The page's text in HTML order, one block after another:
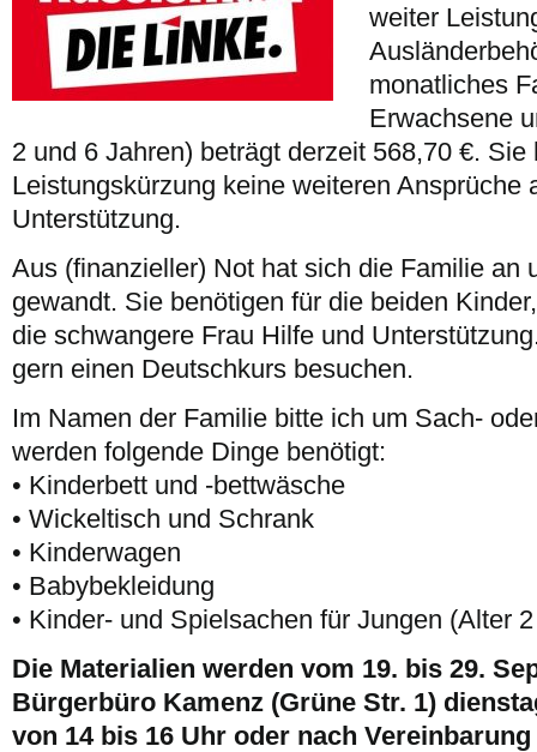
weiter
monatliches
Erwachsene
2 und 6 Jahren) beträgt derzeit 568,70 €. Sie
Leistungskürzung keine weiteren Ansprüche
Unterstützung.
Aus (finanzieller) Not hat sich die Familie an
gewandt. Sie benötigen für die beiden
die schwangere Frau Hilfe und
gern einen Deutschkurs besuchen.
Im Namen der Familie bitte ich um Sach-
werden folgende Dinge benötigt:
• Kinderbett und -bettwäsche
• Wickeltisch und Schrank
• Kinderwagen
• Babybekleidung
• Kinder- und Spielsachen für Jungen (Alter
Die Materialien werden vom 19. bis 29.
Bürgerbüro Kamenz (Grüne Str. 1)
von 14 bis 16 Uhr oder nach Vereinbarung